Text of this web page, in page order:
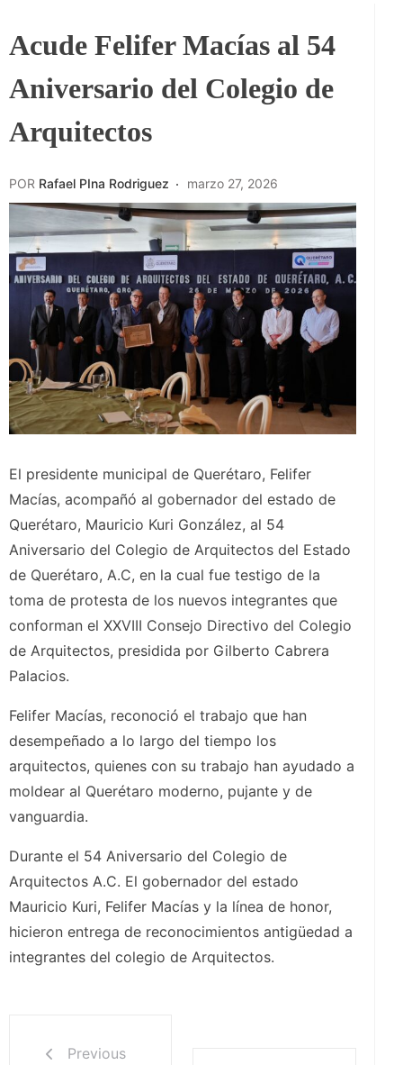
Acude Felifer Macías al 54
Aniversario del Colegio de
Arquitectos
POR Rafael PIna Rodriguez marzo 27, 2026
El presidente municipal de Querétaro, Felifer
Macías, acompañó al gobernador del estado de
Querétaro, Mauricio Kuri González, al 54
Aniversario del Colegio de Arquitectos del Estado
de Querétaro, A.C, en la cual fue testigo de la
toma de protesta de los nuevos integrantes que
conforman el XXVIII Consejo Directivo del Colegio
de Arquitectos, presidida por Gilberto Cabrera
Palacios.
Felifer Macías, reconoció el trabajo que han
desempeñado a lo largo del tiempo los
arquitectos, quienes con su trabajo han ayudado a
moldear al Querétaro moderno, pujante y de
vanguardia.
Durante el 54 Aniversario del Colegio de
Arquitectos A.C. El gobernador del estado
Mauricio Kuri, Felifer Macías y la línea de honor,
hicieron entrega de reconocimientos antigüedad a
integrantes del colegio de Arquitectos.
Previous